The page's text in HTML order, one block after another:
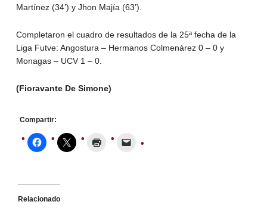
Martínez (34’) y Jhon Majía (63’).
Completaron el cuadro de resultados de la 25ª fecha de la
Liga Futve: Angostura – Hermanos Colmenárez 0 – 0 y
Monagas – UCV 1 – 0.
(Fioravante De Simone)
Compartir:
Relacionado